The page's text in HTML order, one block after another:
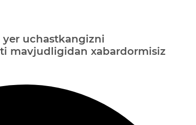
uchastkangizni
mavjudligidan xabardormisiz